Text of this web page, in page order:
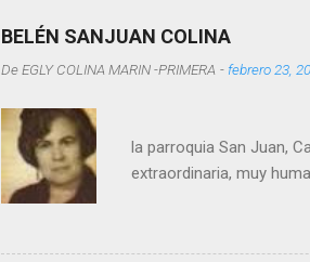
BELÉN SANJUAN COLINA
DeEGLY COLINA MARIN -PRIMERA - febrero 23,
BELÉN
la parroquia San Juan,
extraordinaria, muy
personas que la
febrero. Ella decía que